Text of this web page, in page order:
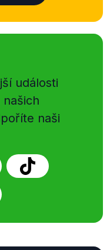
události
naši